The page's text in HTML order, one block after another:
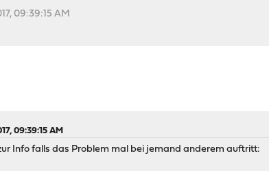
09:39:15 AM
09:39:15 AM
Info falls das Problem mal bei jemand anderem auftritt: